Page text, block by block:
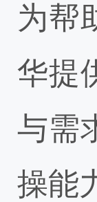
为帮
华提
与需
操能